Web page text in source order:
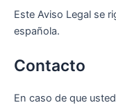
Este Aviso Legal se
española.
Contacto
En caso de que